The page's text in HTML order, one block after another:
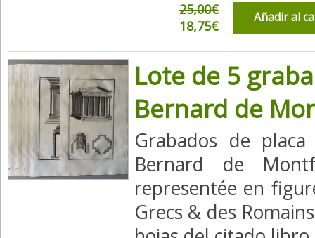
25,00€
18,75€
Añadir al
Lote de 5
Bernard de
Grabados de
Bernard de
representée en
Grecs & des